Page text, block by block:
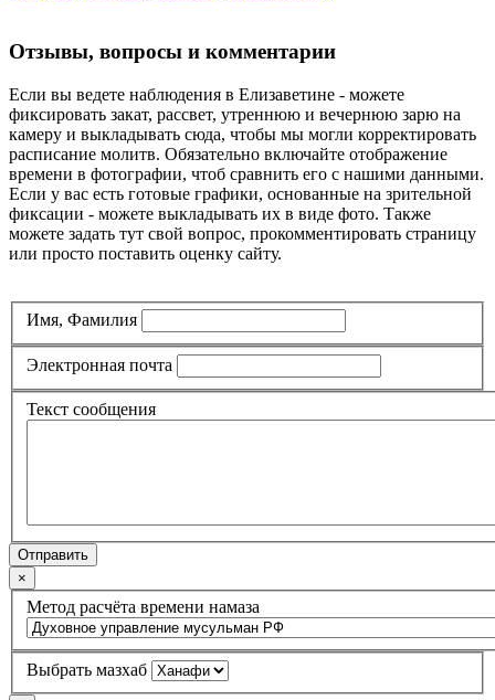
Отзывы, вопросы и комментарии
Если вы ведете наблюдения в Елизаветине - можете
фиксировать закат, рассвет, утреннюю и вечернюю зарю на
камеру и выкладывать сюда, чтобы мы могли корректировать
расписание молитв. Обязательно включайте отображение
времени в фотографии, чтоб сравнить его с нашими данными.
Если у вас есть готовые графики, основанные на зрительной
фиксации - можете выкладывать их в виде фото. Также
можете задать тут свой вопрос, прокомментировать страницу
или просто поставить оценку сайту.
Имя, Фамилия
Электронная почта
Текст сообщения
Отправить
×
Метод расчёта времени намаза
Выбрать мазхаб